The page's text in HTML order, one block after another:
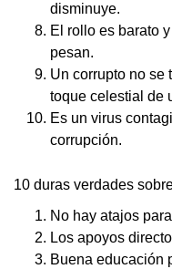
disminuye.
El rollo es barato
pesan.
Un corrupto no se
toque celestial de
Es un virus
corrupción.
10 duras verdades
No hay atajos
Los apoyos
Buena educación